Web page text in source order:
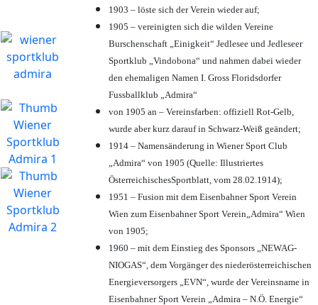
1903 – löste sich der Verein wieder auf;
1905 – vereinigten sich die wilden Vereine
Burschenschaft „Einigkeit“ Jedlesee und Jedleseer
Sportklub „Vindobona“ und nahmen dabei wieder
den ehemaligen Namen I. Gross Floridsdorfer
Fussballklub „Admira“
von 1905 an – Vereinsfarben: offiziell Rot-Gelb,
wurde aber kurz darauf in Schwarz-Weiß geändert;
1914 – Namensänderung in Wiener Sport Club
„Admira“ von 1905 (Quelle: Illustriertes
ÖsterreichischesSportblatt, vom 28.02.1914);
1951 – Fusion mit dem Eisenbahner Sport Verein
Wien zum Eisenbahner Sport Verein„Admira“ Wien
von 1905;
1960 – mit dem Einstieg des Sponsors „NEWAG-
NIOGAS“, dem Vorgänger des niederösterreichischen
Energieversorgers „EVN“, wurde der Vereinsname in
Eisenbahner Sport Verein „Admira – N.Ö. Energie“